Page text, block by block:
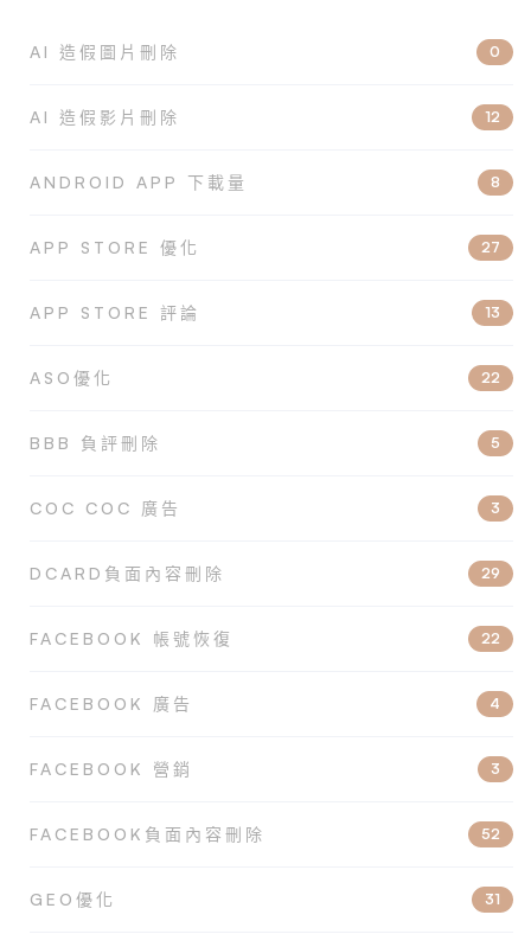
AI 造假圖片刪除 0
AI 造假影片刪除 12
ANDROID APP 下載量 8
APP STORE 優化 27
APP STORE 評論 13
ASO優化 22
BBB 負評刪除 5
COC COC 廣告 3
DCARD負面內容刪除 29
FACEBOOK 帳號恢復 22
FACEBOOK 廣告 4
FACEBOOK 營銷 3
FACEBOOK負面內容刪除 52
GEO優化 31